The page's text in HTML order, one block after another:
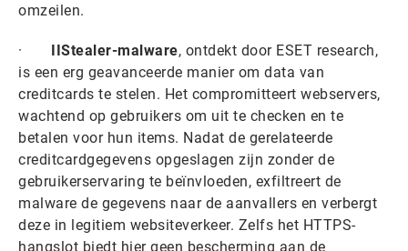
omzeilen.
· IIStealer-malware, ontdekt door ESET research,
is een erg geavanceerde manier om data van
creditcards te stelen. Het compromitteert webservers,
wachtend op gebruikers om uit te checken en te
betalen voor hun items. Nadat de gerelateerde
creditcardgegevens opgeslagen zijn zonder de
gebruikerservaring te beïnvloeden, exfiltreert de
malware de gegevens naar de aanvallers en verbergt
deze in legitiem websiteverkeer. Zelfs het HTTPS-
hangslot biedt hier geen bescherming aan de